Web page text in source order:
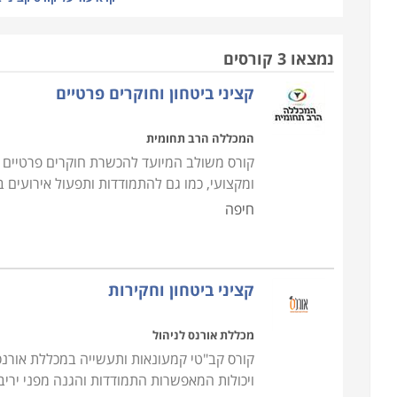
קורס קציני ביטחון מיועד לאנשים העוסקים
אלו נדרשים
קרביות, יחידות מיוחדות, ותפקידי קצונה ביחידות
משטרה, שב"כ וכו '.
הקורס מעניק לסטודנטים את כל הידע והכלים
לומדים הסטודנטים שיטות וטכניקות לביצוע
בתמונה ואירועים הנושאים פוטנציאל לסיכון.
מערכות התרעה, מערכות הרתעה, מערכות לפיזור
סגור, מערכות אזעקה וכדומה.
עוד בקורס נלמדות גישות שונות ומגוונות של ניהול
את האינטראקציה שלהם עם הסובבים במקום
בהתנהלות השוטפת וכדומה.
נמצאו 3 קורסים
קציני ביטחון וחוקרים פרטיים
המכללה הרב תחומית
קורס משולב המיועד להכשרת חוקרים פרטיים
ומקצועי, כמו גם להתמודדות ותפעול
חיפה
קציני ביטחון וחקירות
מכללת אורנס לניהול
קורס קב"טי קמעונאות ותעשייה במכללת
ויכולות המאפשרות התמודדות והגנה מפני